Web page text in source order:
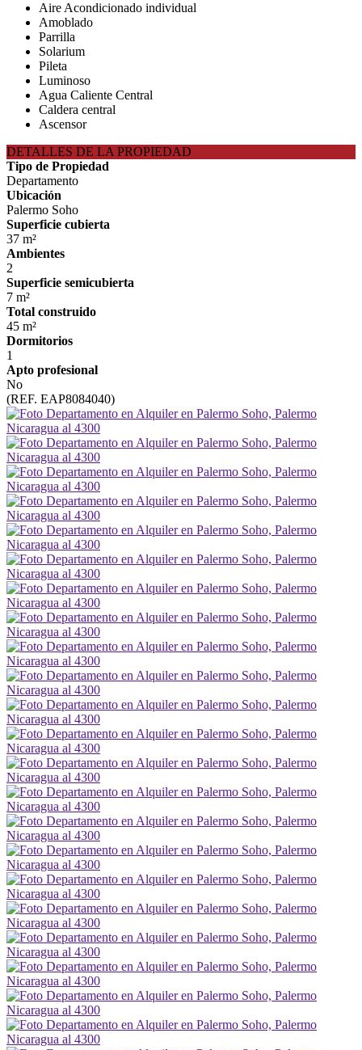
Aire Acondicionado individual
Amoblado
Parrilla
Solarium
Pileta
Luminoso
Agua Caliente Central
Caldera central
Ascensor
DETALLES DE LA PROPIEDAD
Tipo de Propiedad
Departamento
Ubicación
Palermo Soho
Superficie cubierta
37 m²
Ambientes
2
Superficie semicubierta
7 m²
Total construido
45 m²
Dormitorios
1
Apto profesional
No
(REF. EAP8084040)